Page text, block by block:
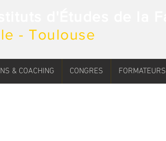
- Toulouse
& COACHING CONGRES FORMATEURS